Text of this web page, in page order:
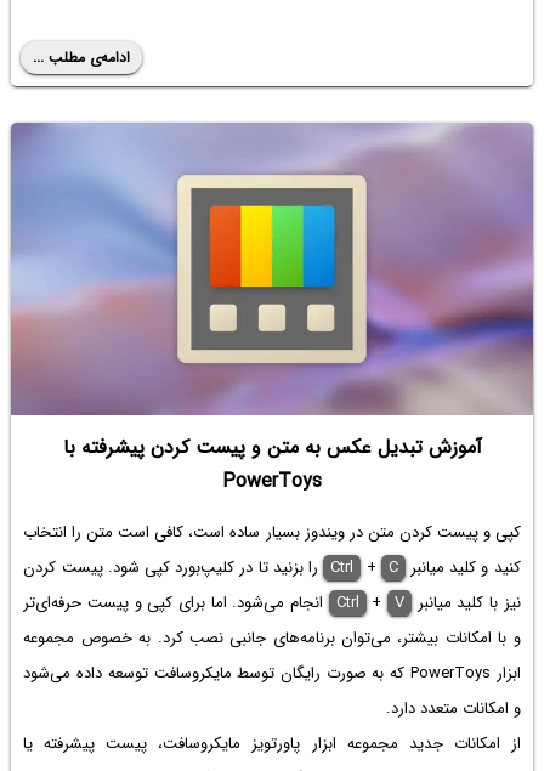
ادامه‌ی مطلب ...
آموزش تبدیل عکس به متن و پیست کردن پیشرفته با
PowerToys
کپی و پیست کردن متن در ویندوز بسیار ساده است، کافی است متن را انتخاب
کنید و کلید میانبر
Ctrl + C
را بزنید تا در کلیپ‌بورد کپی شود. پیست کردن
نیز با کلید میانبر
Ctrl + V
انجام می‌شود. اما برای کپی و پیست حرفه‌ای‌تر
و با امکانات بیشتر، می‌توان برنامه‌های جانبی نصب کرد. به خصوص مجموعه
ابزار PowerToys که به صورت رایگان توسط مایکروسافت توسعه داده می‌شود
و امکانات متعدد دارد.
از امکانات جدید مجموعه ابزار پاورتویز مایکروسافت، پیست پیشرفته یا